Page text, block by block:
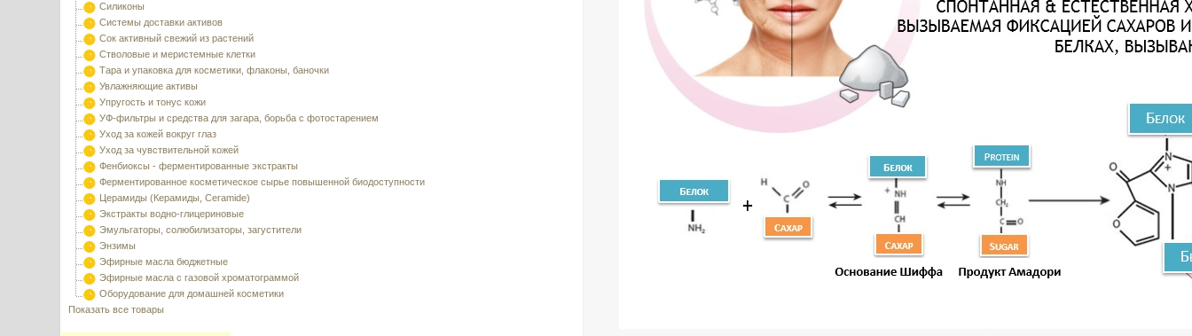
Силиконы
Системы доставки активов
Сок активный свежий из растений
Стволовые и меристемные клетки
Тара и упаковка для косметики, флаконы, баночки
Увлажняющие активы
Упругость и тонус кожи
УФ-фильтры и средства для загара, борьба с фотостарением
Уход за кожей вокруг глаз
Уход за чувствительной кожей
Фенбиоксы - ферментированные экстракты
Ферментированное косметическое сырье повышенной биодоступности
Церамиды (Керамиды, Ceramide)
Экстракты водно-глицериновые
Эмульгаторы, солюбилизаторы, загустители
Энзимы
Эфирные масла бюджетные
Эфирные масла с газовой хроматограммой
Оборудование для домашней косметики
Показать все товары